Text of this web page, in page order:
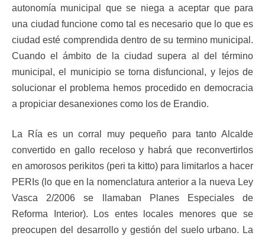
autonomía municipal que se niega a aceptar que para
una ciudad funcione como tal es necesario que lo que es
ciudad esté comprendida dentro de su termino municipal.
Cuando el ámbito de la ciudad supera al del término
municipal, el municipio se torna disfuncional, y lejos de
solucionar el problema hemos procedido en democracia
a propiciar desanexiones como los de Erandio.
La Ría es un corral muy pequeño para tanto Alcalde
convertido en gallo receloso y habrá que reconvertirlos
en amorosos perikitos (peri ta kitto) para limitarlos a hacer
PERIs (lo que en la nomenclatura anterior a la nueva Ley
Vasca 2/2006 se llamaban Planes Especiales de
Reforma Interior). Los entes locales menores que se
preocupen del desarrollo y gestión del suelo urbano. La